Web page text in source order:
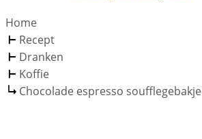
Home
Recept
Dranken
Koffie
Chocolade espresso soufflegebakje